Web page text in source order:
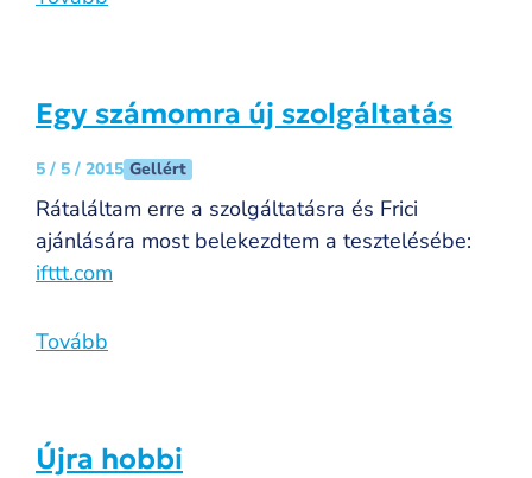
Egy számomra új szolgáltatás
5 / 5 / 2015 Gellért
Rátaláltam erre a szolgáltatásra és Frici
ajánlására most belekezdtem a tesztelésébe:
ifttt.com
Tovább
Újra hobbi